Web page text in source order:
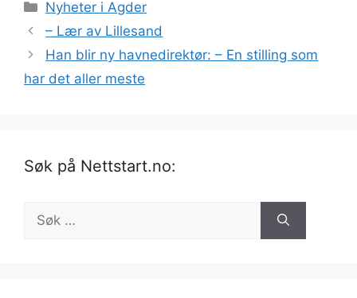
Kategorier
Nyheter i Agder
– Lær av Lillesand
Han blir ny havnedirektør: – En stilling som
har det aller meste
Søk på Nettstart.no:
etter: